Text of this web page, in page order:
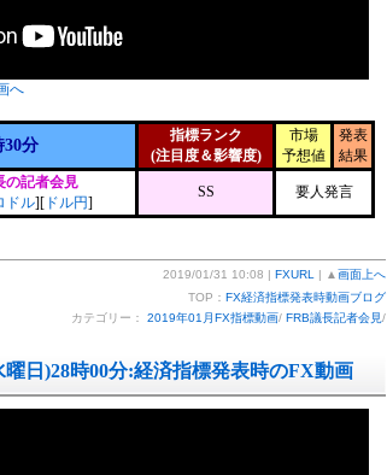
へ
30分
指標ランク
(注目度＆影響度)
市場
予想値
発表
結果
の記者会見
ドル][ ドル円]
SS 要人発言
2019/01/31 10:08 | FXURL | ▲ 画面上へ
TOP： FX経済指標発表時動画ブログ
カテゴリー： 2019年01月FX指標動画/ FRB議長記者会見/
曜日)28時00分:経済指標発表時のFX動画